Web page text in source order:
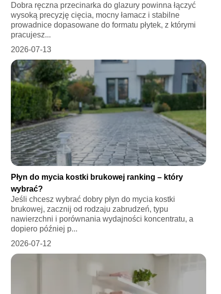
Dobra ręczna przecinarka do glazury powinna łączyć
wysoką precyzję cięcia, mocny łamacz i stabilne
prowadnice dopasowane do formatu płytek, z którymi
pracujesz...
2026-07-13
Płyn do mycia kostki brukowej ranking – który
wybrać?
Jeśli chcesz wybrać dobry płyn do mycia kostki
brukowej, zacznij od rodzaju zabrudzeń, typu
nawierzchni i porównania wydajności koncentratu, a
dopiero później p...
2026-07-12